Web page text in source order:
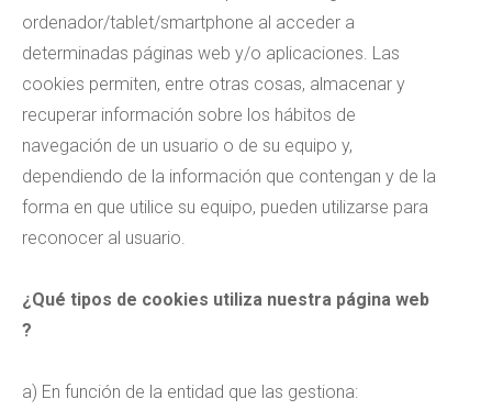
ordenador/tablet/smartphone al acceder a
determinadas páginas web y/o aplicaciones. Las
cookies permiten, entre otras cosas, almacenar y
recuperar información sobre los hábitos de
navegación de un usuario o de su equipo y,
dependiendo de la información que contengan y de la
forma en que utilice su equipo, pueden utilizarse para
reconocer al usuario.
¿Qué tipos de cookies utiliza nuestra página web
?
a) En función de la entidad que las gestiona: